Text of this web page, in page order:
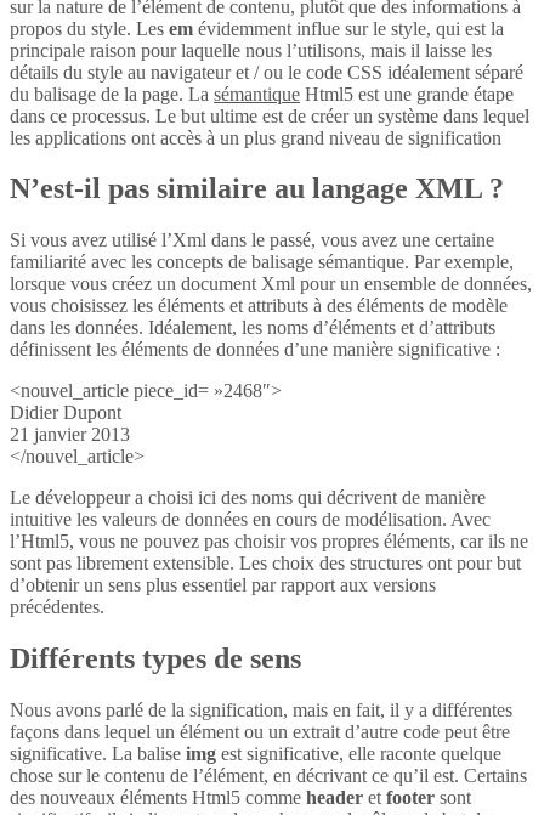
sur la nature de l’élément de contenu, plutôt que des informations à
propos du style. Les em évidemment influe sur le style, qui est la
principale raison pour laquelle nous l’utilisons, mais il laisse les
détails du style au navigateur et / ou le code CSS idéalement séparé
du balisage de la page. La sémantique Html5 est une grande étape
dans ce processus. Le but ultime est de créer un système dans lequel
les applications ont accès à un plus grand niveau de signification
N’est-il pas similaire au langage XML ?
Si vous avez utilisé l’Xml dans le passé, vous avez une certaine
familiarité avec les concepts de balisage sémantique. Par exemple,
lorsque vous créez un document Xml pour un ensemble de données,
vous choisissez les éléments et attributs à des éléments de modèle
dans les données. Idéalement, les noms d’éléments et d’attributs
définissent les éléments de données d’une manière significative :
<nouvel_article piece_id= »2468″>
Didier Dupont
21 janvier 2013
</nouvel_article>
Le développeur a choisi ici des noms qui décrivent de manière
intuitive les valeurs de données en cours de modélisation. Avec
l’Html5, vous ne pouvez pas choisir vos propres éléments, car ils ne
sont pas librement extensible. Les choix des structures ont pour but
d’obtenir un sens plus essentiel par rapport aux versions
précédentes.
Différents types de sens
Nous avons parlé de la signification, mais en fait, il y a différentes
façons dans lequel un élément ou un extrait d’autre code peut être
significative. La balise img est significative, elle raconte quelque
chose sur le contenu de l’élément, en décrivant ce qu’il est. Certains
des nouveaux éléments Html5 comme header et footer sont